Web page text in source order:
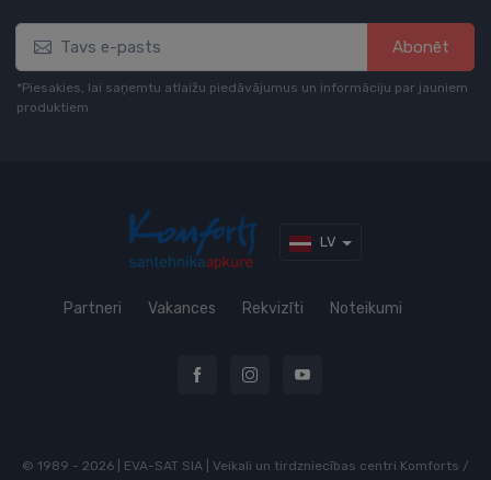
Abonēt
*Piesakies, lai saņemtu atlaižu piedāvājumus un informāciju par jauniem
produktiem
LV
Partneri Vakances Rekvizīti Noteikumi
© 1989 - 2026 | EVA-SAT SIA | Veikali un tirdzniecības centri Komforts /